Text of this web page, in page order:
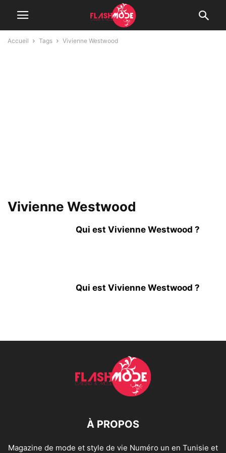
Accueil Tags Vivienne Westwood
Vivienne Westwood
Qui est Vivienne Westwood ?
Qui est Vivienne Westwood ?
À PROPOS
Magazine de mode et style de vie Numéro un en Tunisie et